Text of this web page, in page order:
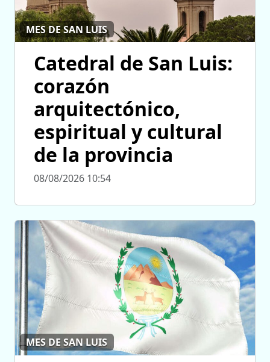
MES DE SAN LUIS
Catedral de San Luis:
corazón
arquitectónico,
espiritual y cultural
de la provincia
08/08/2026 10:54
MES DE SAN LUIS